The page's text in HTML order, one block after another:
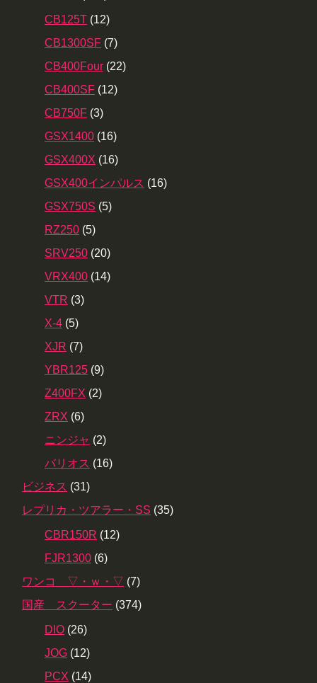
CB125T (12)
CB1300SF (7)
CB400Four (22)
CB400SF (12)
CB750F (3)
GSX1400 (16)
GSX400X (16)
GSX400インパルス (16)
GSX750S (5)
RZ250 (5)
SRV250 (20)
VRX400 (14)
VTR (3)
X-4 (5)
XJR (7)
YBR125 (9)
Z400FX (2)
ZRX (6)
ニンジャ (2)
バリオス (16)
ビジネス (31)
レプリカ・ツアラー・SS (35)
CBR150R (12)
FJR1300 (6)
ワンコ ▽・ｗ・▽ (7)
国産 スクーター (374)
DIO (26)
JOG (12)
PCX (14)